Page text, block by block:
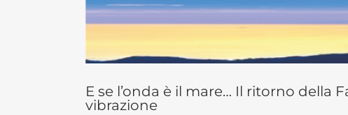
E se l’onda è il mare… Il ritorno della
vibrazione